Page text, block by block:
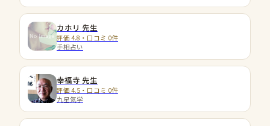
カホリ 先生
評価 4.8・口コミ 0件
手相占い
幸福寺 先生
評価 4.5・口コミ 0件
九星気学